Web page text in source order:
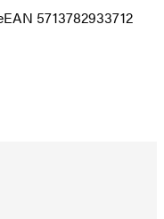
EAN 5713782933712